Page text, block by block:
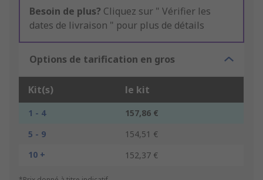
Besoin de plus? Cliquez sur " Vérifier les
dates de livraison " pour plus de détails
Options de tarification en gros
Kit(s) le kit
1 - 4
157,86 €
5 - 9
154,51 €
10 +
152,37 €